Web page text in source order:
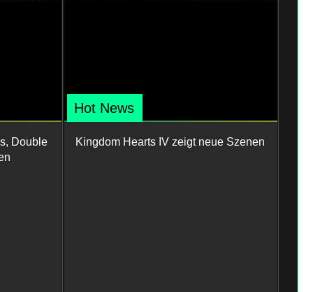
Double
Hot News
Kingdom Hearts IV zeigt neue Szenen